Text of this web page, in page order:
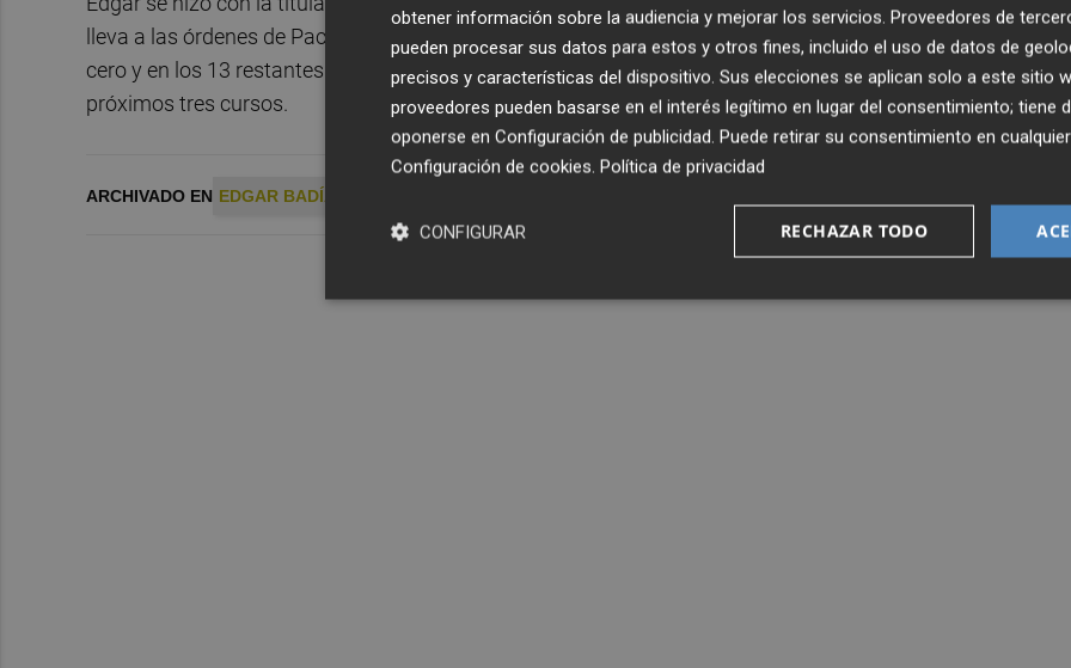
lleva a las órdenes de Pacheta: ha participado en 19 partidos de los que seis los ha cerrado con la
cero y en los 13 restantes ha encajado 23 goles. Ahora podrá seguir demostrando su valía en Elche los
próximos tres cursos.
ARCHIVADO EN EDGAR BADÍA
obtener información sobre la audiencia y mejorar los servicios. Proveedores de
pueden procesar sus datos para estos y otros fines, incluido el uso de datos de
precisos y características del dispositivo. Sus elecciones se aplican solo a este sitio
proveedores pueden basarse en el interés legítimo en lugar del consentimiento; tiene
oponerse en Configuración de publicidad. Puede retirar su consentimiento en
Configuración de cookies. Política de privacidad
RECHAZAR TODO
CONFIGURAR